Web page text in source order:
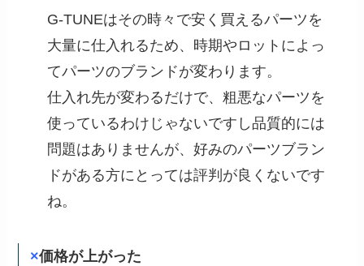
G-TUNEはその時々で安く買えるパーツを
大量に仕入れるため、時期やロットによっ
てパーツのブランドが変わります。
仕入れ先が変わるだけで、粗悪なパーツを
使っているわけじゃないですし品質的には
問題はありませんが、好みのパーツブラン
ドがある方にとっては評判が良くないです
ね。
×価格が上がった